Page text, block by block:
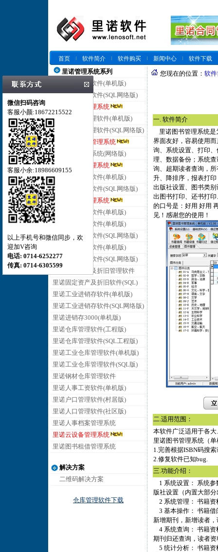
首页 软件简介 软件购买 新闻中心
软件下载
里诺管理系统系列
里诺仓库管理软件(单机版)
里诺仓库管理软件(SQL网络版)
里诺云仓库管理系统
里诺进销存管理软件(单机版)
里诺进销存管理软件(SQL网络版)
里诺云进销存管理系统
里诺客户管理系统(网络版)
里诺云客户管理系统
里诺合同管理软件(单机版)
里诺合同管理软件(SQL网络版)
里诺云合同管理系统
里诺会员管理软件(单机版)
里诺销售管理软件(单机版)
里诺销售管理软件(SQL网络版)
里诺采购管理软件(单机版)
里诺采购管理软件(SQL网络版)
里诺固定资产及折旧管理软件
里诺固定资产及折旧软件(SQL)
里诺工业进销存软件(单机版)
里诺工业进销存软件(SQL网络版)
里诺进销存3000(单机版)
里诺仓库管理软件(工程版)
里诺仓库管理软件(SQL工程版)
里诺工业仓库管理软件(单机版)
里诺工业仓库管理软件(SQL版)
里诺钢材仓库管理软件
里诺人事工资软件(单机版)
里诺户口管理软件(村居版)
里诺人口管理软件(社区版)
里诺人事档案管理系统
里诺云设备管理系统
里诺图书租借管理系统
解决方案
二维码解决方案
仓库管理软件下载
您现在的位置： 软
一. 软件简介
里诺图书管理系统是
界面友好，容易使用
询、系统设置、打印
理、数据备份；系统
询、超期读者查询，
升、降排序，报表打
出版社设置、图书类
出图书打印、还书打
的口号是：好用 好用
见！感谢您的使用！
二.适用范围：
本软件广泛适用于各
里诺图书管理系统（
1.完善根据ISBN码搜
2.修复软件已知bug.
三.功能介绍：
1 系统设置： 系统参
版社设置（内置大部
2 系统管理： 书籍资
3 基本操作： 书籍借
新增期刊，新增读者
4 系统查询： 书籍资
期刊归还查询，读者
5 统计分析： 书籍资
微信扫码咨询
客服小颜:18672215522
客服小余:18986609155
以上手机号和微信同步，欢
迎加V咨询
电话: 0714-6252277
传真: 0714-6305599